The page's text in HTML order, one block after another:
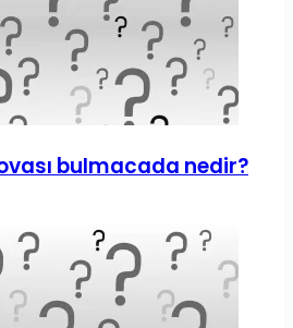
bulmacada nedir?